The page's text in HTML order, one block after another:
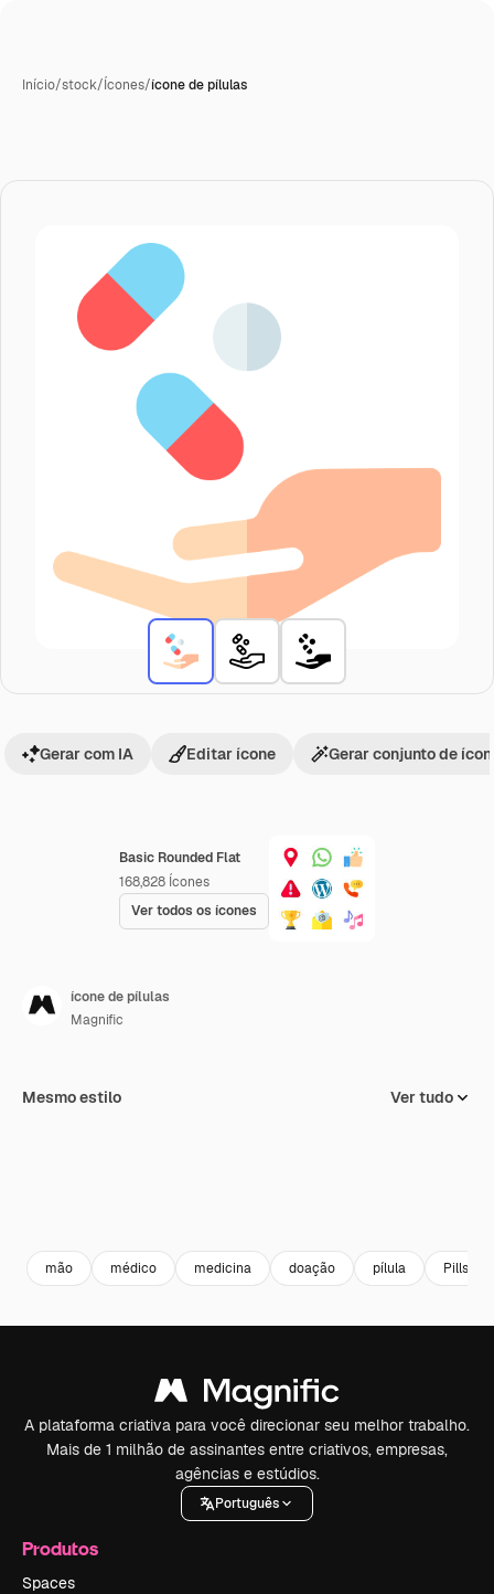
Início/stock/Ícones/ícone de pílulas
Basic Rounded Flat
168,828 Ícones
Ver todos os ícones
Gerar com IA Editar ícone Gerar conjunto de
ícone de pílulas
Magnific
Mesmo estilo Ver tudo
mão médico medicina doação pílula Pills
A plataforma criativa para você direcionar seu melhor trabalho.
Mais de 1 milhão de assinantes entre criativos, empresas,
agências e estúdios.
Português
Produtos
Spaces